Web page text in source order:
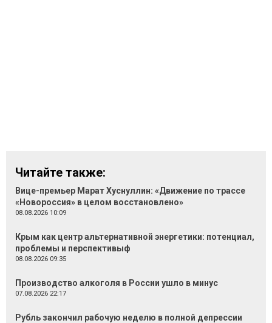
Читайте также:
Вице-премьер Марат Хуснуллин: «Движение по трассе
«Новороссия» в целом восстановлено»
08.08.2026 10:09
Крым как центр альтернативной энергетики: потенциал,
проблемы и перспективыф
08.08.2026 09:35
Производство алкоголя в России ушло в минус
07.08.2026 22:17
Рубль закончил рабочую неделю в полной депрессии